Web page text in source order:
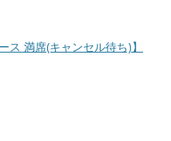
ス 満席(キャンセル待ち)】